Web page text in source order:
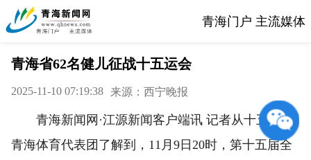
青海门户 主流媒体
青海省62名健儿征战十五运会
2025-11-10 07:19:38 来源：西宁晚报
青海新闻网·江源新闻客户端讯 记者从十五运会
青海体育代表团了解到，11月9日20时，第十五届全